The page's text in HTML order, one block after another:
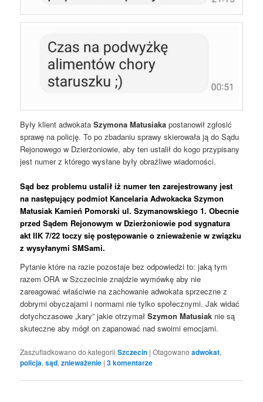
Były klient adwokataSzymona Matusiaka postanowił zgłosić
sprawę na policję. To po zbadaniu sprawy skierowała ją do Sądu
Rejonowego w Dzierżoniowie, aby ten ustalił do kogo przypisany
jest numer z którego wysłane były obraźliwe wiadomości.
Sąd bez problemu ustalił iż numer ten zarejestrowany jest
na następujący podmiot Kancelaria Adwokacka Szymon
Matusiak Kamień Pomorski ul. Szymanowskiego 1. Obecnie
przed Sądem Rejonowym w Dzierżoniowie pod sygnatura
akt IIK 7/22 toczy się postępowanie o znieważenie w związku
z wysyłanymi SMSami.
Pytanie które na razie pozostaje bez odpowiedzi to: jaką tym
razem ORA w Szczecinie znajdzie wymówkę aby nie
zareagować właściwie na zachowanie adwokata sprzeczne z
dobrymi obyczajami i normami nie tylko społecznymi. Jak widać
dotychczasowe „kary” jakie otrzymałSzymon Matusiak nie są
skuteczne aby mógł on zapanować nad swoimi emocjami.
Zaszufladkowano do kategorii Szczecin |Otagowano adwokat,
policja,sąd,znieważenie |3komentarze